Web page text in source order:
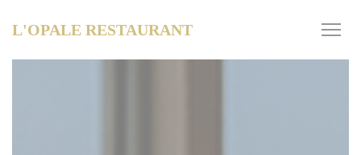
L'OPALE RESTAURANT